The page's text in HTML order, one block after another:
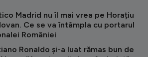
Madrid nu îl mai vrea pe Horațiu
Ce se va întâmpla cu portarul
României
Ronaldo și-a luat rămas bun de